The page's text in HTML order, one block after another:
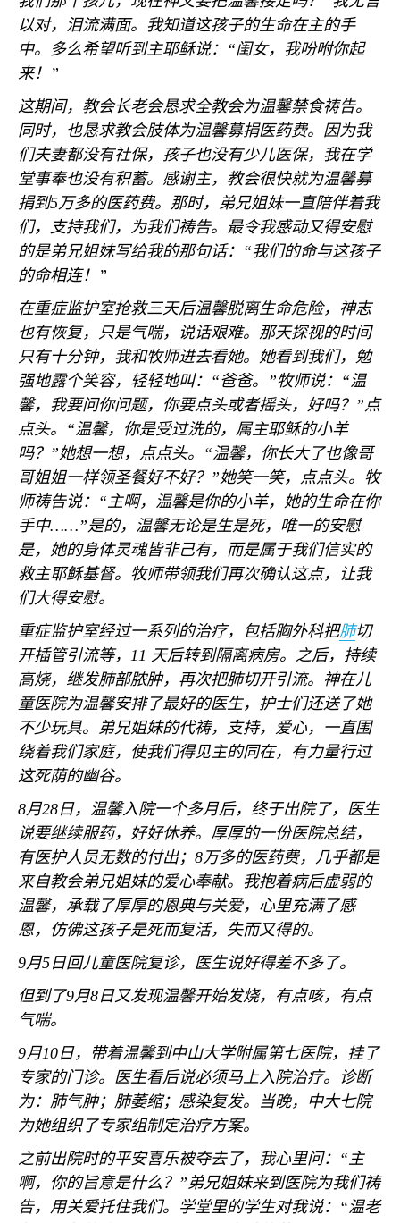
以对，泪流满面。我知道这孩子的生命在主的手
中。多么希望听到主耶稣说：“闺女，我吩咐你起
来！”
这期间，教会长老会恳求全教会为温馨禁食祷告。
同时，也恳求教会肢体为温馨募捐医药费。因为我
们夫妻都没有社保，孩子也没有少儿医保，我在学
堂事奉也没有积蓄。感谢主，教会很快就为温馨募
捐到5万多的医药费。那时，弟兄姐妹一直陪伴着我
们，支持我们，为我们祷告。最令我感动又得安慰
的是弟兄姐妹写给我的那句话：“我们的命与这孩子
的命相连！”
在重症监护室抢救三天后温馨脱离生命危险，神志
也有恢复，只是气喘，说话艰难。那天探视的时间
只有十分钟，我和牧师进去看她。她看到我们，勉
强地露个笑容，轻轻地叫：“爸爸。”牧师说：“温
馨，我要问你问题，你要点头或者摇头，好吗？”点
点头。“温馨，你是受过洗的，属主耶稣的小羊
吗？”她想一想，点点头。“温馨，你长大了也像哥
哥姐姐一样领圣餐好不好？”她笑一笑，点点头。牧
师祷告说：“主啊，温馨是你的小羊，她的生命在你
手中……”是的，温馨无论是生是死，唯一的安慰
是，她的身体灵魂皆非己有，而是属于我们信实的
救主耶稣基督。牧师带领我们再次确认这点，让我
们大得安慰。
重症监护室经过一系列的治疗，包括胸外科把肺切
开插管引流等， 11 天后转到隔离病房。之后，持续
高烧，继发肺部脓肿，再次把肺切开引流。神在儿
童医院为温馨安排了最好的医生，护士们还送了她
不少玩具。弟兄姐妹的代祷，支持，爱心，一直围
绕着我们家庭，使我们得见主的同在，有力量行过
这死荫的幽谷。
8月28日，温馨入院一个多月后，终于出院了，医生
说要继续服药，好好休养。厚厚的一份医院总结，
有医护人员无数的付出； 8万多的医药费，几乎都是
来自教会弟兄姐妹的爱心奉献。我抱着病后虚弱的
温馨，承载了厚厚的恩典与关爱，心里充满了感
恩，仿佛这孩子是死而复活，失而又得的。
9月5日回儿童医院复诊，医生说好得差不多了。
但到了9月8日又发现温馨开始发烧，有点咳，有点
气喘。
9月10日，带着温馨到中山大学附属第七医院，挂了
专家的门诊。医生看后说必须马上入院治疗。诊断
为：肺气肿；肺萎缩；感染复发。当晚，中大七院
为她组织了专家组制定治疗方案。
之前出院时的平安喜乐被夺去了，我心里问：“主
啊，你的旨意是什么？”弟兄姐妹来到医院为我们祷
告，用关爱托住我们。学堂里的学生对我说：“温老